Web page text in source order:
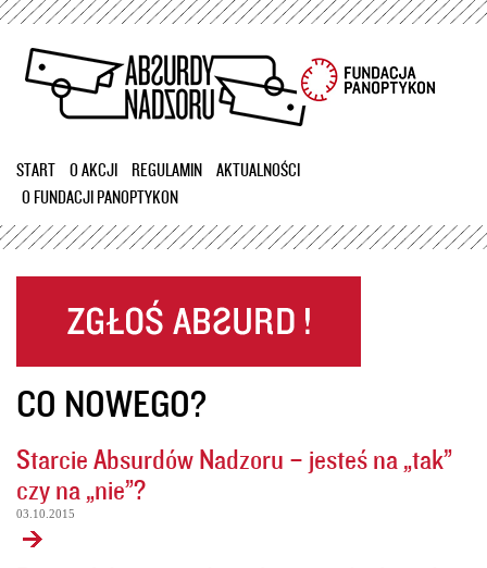
Przejdź
treści
START O AKCJI REGULAMIN
AKTUALNOŚCI
O FUNDACJI PANOPTYKON
CO NOWEGO?
Starcie Absurdów Nadzoru – jesteś na „tak”
czy na „nie”?
03.10.2015